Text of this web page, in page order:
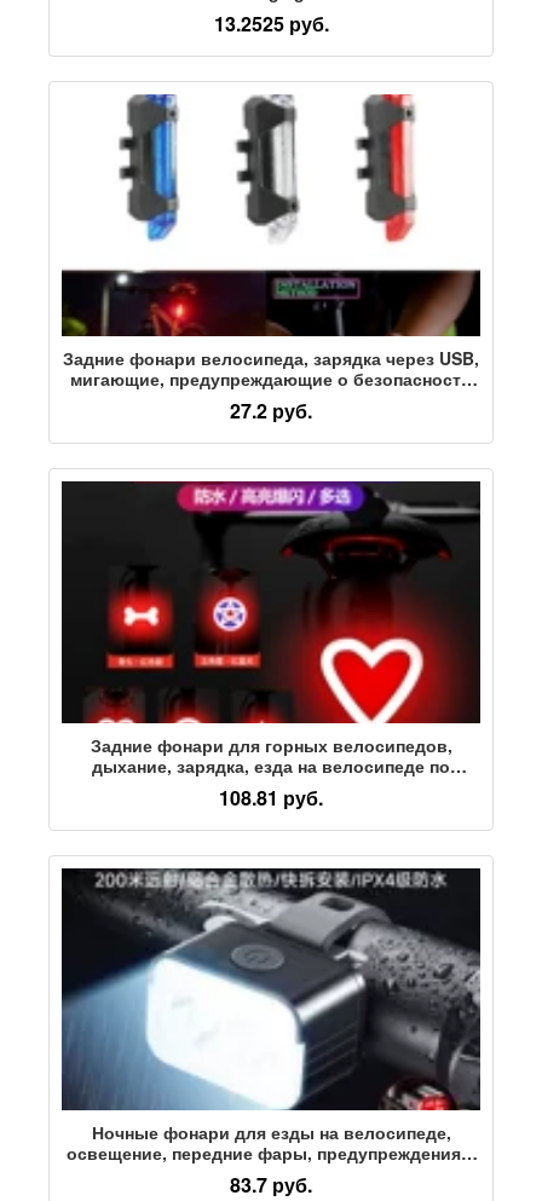
2LED предупреждающий задний фонарь
аксессуары для наружного велосипедного
снаряжения
13.2525 руб.
Задние фонари велосипеда, зарядка через USB,
мигающие, предупреждающие о безопасности
ночной езды, задние фонари для горного
велосипеда, водонепроницаемые аксессуары
для верховой езды
27.2 руб.
Задние фонари для горных велосипедов,
дыхание, зарядка, езда на велосипеде по
шоссе, снаряжение для ночного бега, детский
балансировочный велосипед, спортивные
товары общего назначения
108.81 руб.
Ночные фонари для езды на велосипеде,
освещение, передние фары, предупреждения о
торможении, велосипеды для горных дорог,
задние фонари, аксессуары для снаряжения
83.7 руб.